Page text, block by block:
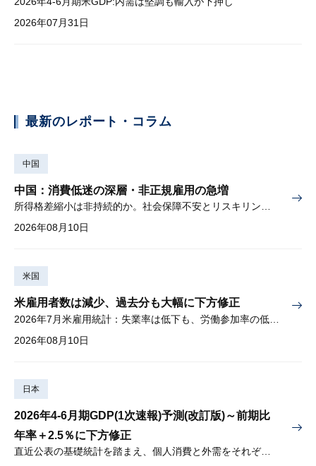
2026年07月31日
最新のレポート・コラム
中国
中国：消費低迷の深層・非正規雇用の急増
所得格差縮小は非持続的か。社会保障不安とリスキリングの難しさ
2026年08月10日
米国
米雇用者数は減少、過去分も大幅に下方修正
2026年08月10日
日本
2026年4-6月期GDP(1次速報)予測(改訂版)～前期比
年率＋2.5％に下方修正
直近公表の基礎統計を踏まえ、個人消費と外需をそれぞれ下方修正